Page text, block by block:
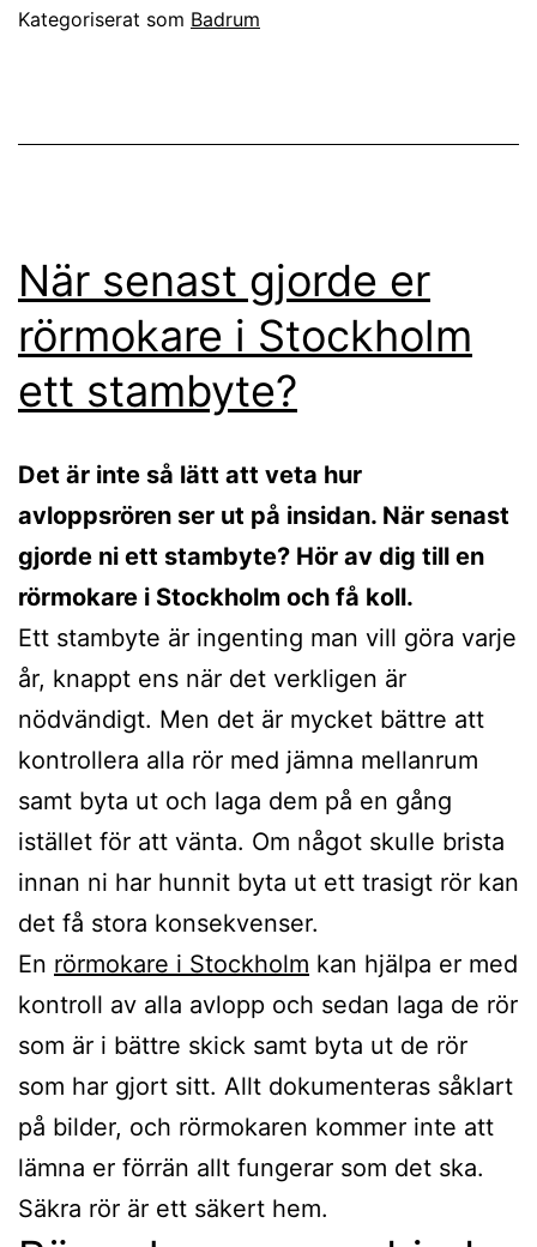
Kategoriserat som Badrum
När senast gjorde er
rörmokare i Stockholm
ett stambyte?
Det är inte så lätt att veta hur
avloppsrören ser ut på insidan. När senast
gjorde ni ett stambyte? Hör av dig till en
rörmokare i Stockholm och få koll.
Ett stambyte är ingenting man vill göra varje
år, knappt ens när det verkligen är
nödvändigt. Men det är mycket bättre att
kontrollera alla rör med jämna mellanrum
samt byta ut och laga dem på en gång
istället för att vänta. Om något skulle brista
innan ni har hunnit byta ut ett trasigt rör kan
det få stora konsekvenser.
En rörmokare i Stockholm kan hjälpa er med
kontroll av alla avlopp och sedan laga de rör
som är i bättre skick samt byta ut de rör
som har gjort sitt. Allt dokumenteras såklart
på bilder, och rörmokaren kommer inte att
lämna er förrän allt fungerar som det ska.
Säkra rör är ett säkert hem.